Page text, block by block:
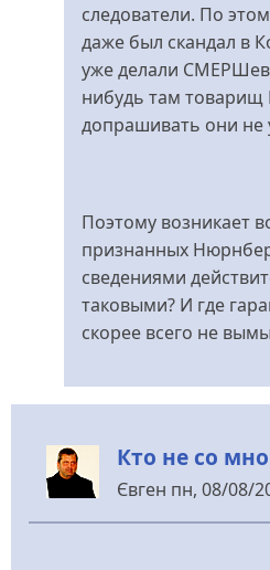
следователи. По
даже был скандал в
уже делали
нибудь там
допрашивать они не
Поэтому возникает
признанных
сведениями
таковыми? И где
скорее всего не
Кто не со
Євген пн, 08/08/